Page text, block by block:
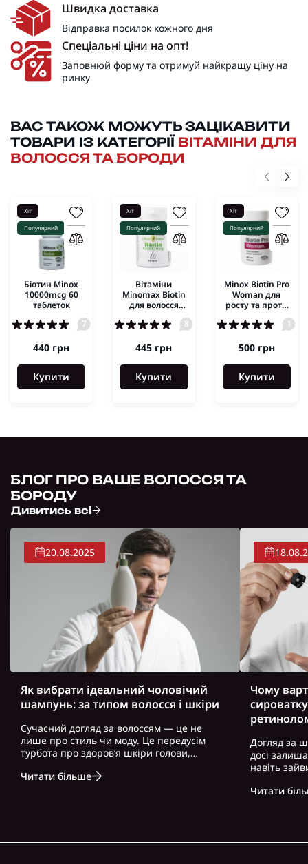
Швидка доставка
Відправка посилок кожного дня
Спеціальні ціни на опт!
Заповнюй форму та отримуй найкращу ціну на
ринку
ВАС ТАКОЖ МОЖУТЬ ЗАЦІКАВИТИ
ТОВАРИ ІЗ КАТЕГОРІЇ ВІТАМІНИ ДЛЯ
ВОЛОССЯ ТА БОРОДИ
Хіт
Популярний
Біотин Minox
10000mcg 60
таблеток
7
440 грн
Купити
Хіт
Популярний
Вітаміни
Minomax Biotin
для волосся
8
445 грн
Купити
Хіт
Популярний
Minox Biotin Pro
Woman для
росту та проти
волосся 100таб.1
500 грн
Купити
БЛОГ ПРО ВАШЕ ВОЛОССЯ ТА
БОРОДУ
Дивитись всі
20.08.2025
Як вибрати ідеальний чоловічий
шампунь: за типом волосся і шкіри
Сучасний догляд за волоссям — це не
лише про стиль чи моду. Це передусім
турбота про здоров’я шкіри голови,
актуально для чоловіків, які часто
Читати більше
Чому
Догляд за
досі
навіть
косметику.
Читати